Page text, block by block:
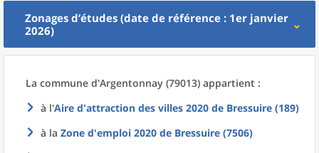
Zonages d’études (date de référence : 1er janvier
2026)
La commune d'Argentonnay (79013) appartient :
à l'Aire d'attraction des villes 2020 de Bressuire (189)
à la Zone d'emploi 2020 de Bressuire (7506)